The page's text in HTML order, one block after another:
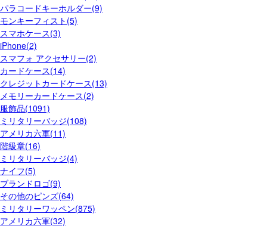
パラコードキーホルダー(9)
モンキーフィスト(5)
スマホケース(3)
iPhone(2)
スマフォ アクセサリー(2)
カードケース(14)
クレジットカードケース(13)
メモリーカードケース(2)
服飾品(1091)
ミリタリーバッジ(108)
アメリカ六軍(11)
階級章(16)
ミリタリーバッジ(4)
ナイフ(5)
ブランドロゴ(9)
その他のピンズ(64)
ミリタリーワッペン(875)
アメリカ六軍(32)